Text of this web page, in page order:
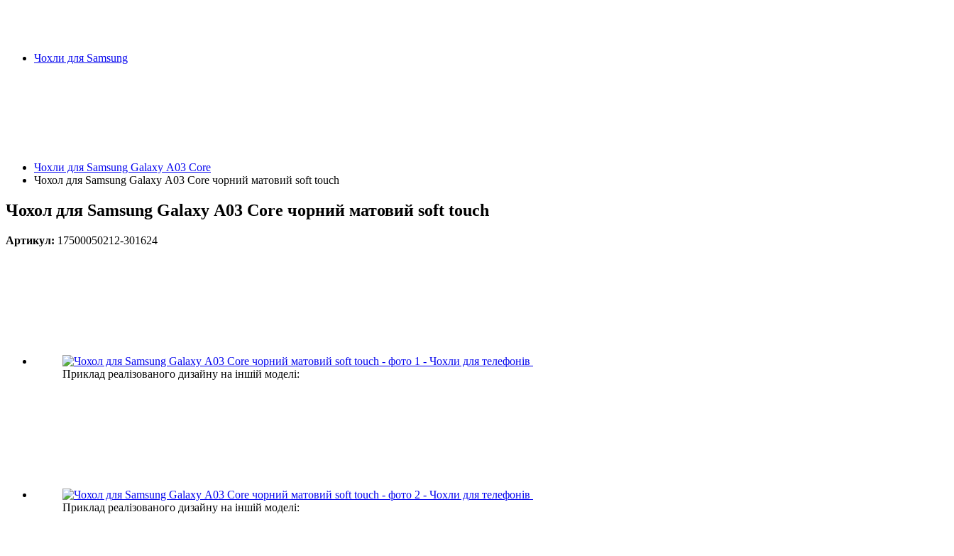
Чохли для Samsung
Чохли для Samsung Galaxy А03 Core
Чохол для Samsung Galaxy А03 Core чорний матовий soft touch
Чохол для Samsung Galaxy А03 Core чорний матовий soft touch
Артикул: 17500050212-301624
Приклад реалізованого дизайну на іншій моделі:
Приклад реалізованого дизайну на іншій моделі: